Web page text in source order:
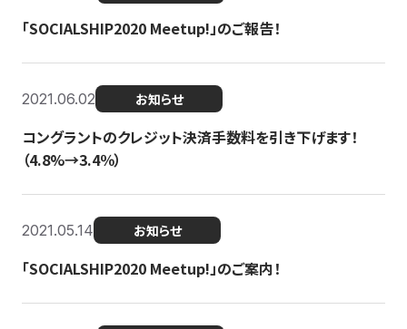
「SOCIALSHIP2020 Meetup!」のご報告！
2021.06.02 お知らせ
コングラントのクレジット決済手数料を引き下げます！
（4.8%→3.4％）
2021.05.14 お知らせ
「SOCIALSHIP2020 Meetup!」のご案内！